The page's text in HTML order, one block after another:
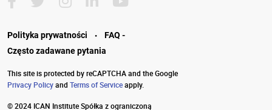
Polityka prywatności ·
FAQ -
Często zadawane pytania
This site is protected by reCAPTCHA and the Google
Privacy Policyand Terms of Serviceapply.
© 2024 ICAN Institute Spółka z ograniczoną